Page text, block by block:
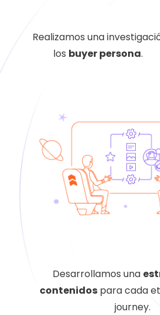
Realizamos una
los buyer persona.
Desarrollamos una
contenidos para cada
journey.